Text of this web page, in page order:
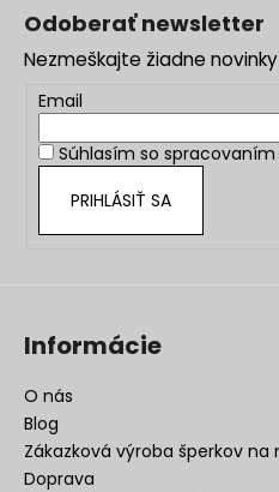
Odoberať newsletter
Nezmeškajte žiadne
Email
Súhlasím so
PRIHLÁSIŤ SA
Informácie
O nás
Blog
Zákazková výroba šperkov na
Doprava